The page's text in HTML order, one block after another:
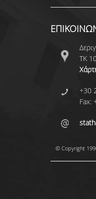
ΤΚ
+30
Fax:
© Copyright